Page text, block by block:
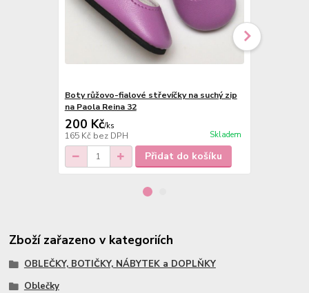
Boty růžovo-fialové střevíčky na suchý zip
na Paola Reina 32
200 Kč/ks
165 Kč bez DPH Skladem
Přidat do košíku
Zboží zařazeno v kategoriích
OBLEČKY, BOTIČKY, NÁBYTEK a DOPLŇKY
Oblečky